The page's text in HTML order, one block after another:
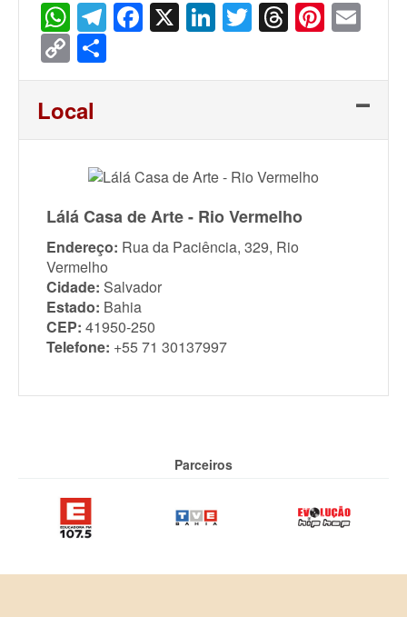
WhatsApp
Telegram
Facebook
X LinkedIn
Twitter
Threads
Copy
Link
Local
Lálá Casa de Arte - Rio Vermelho
Endereço: Rua da Paciência, 329, Rio
Vermelho
Cidade: Salvador
Estado: Bahia
CEP: 41950-250
Telefone: +55 71 30137997
Parceiros